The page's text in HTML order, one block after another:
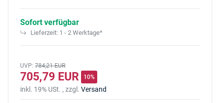
Sofort verfügbar
Lieferzeit: 1 - 2 Werktage*
UVP: 784,21 EUR
705,79 EUR 10%
inkl. 19% USt. , zzgl. Versand